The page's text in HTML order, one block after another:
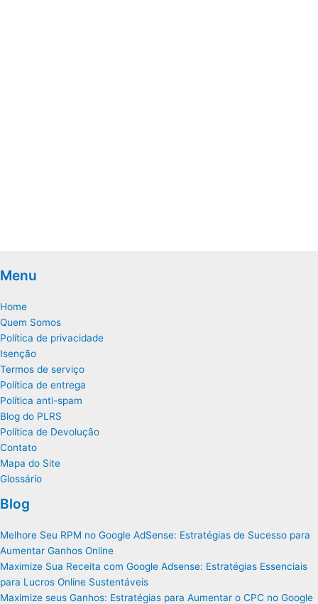
Menu
Home
Quem Somos
Política de privacidade
Isenção
Termos de serviço
Política de entrega
Política anti-spam
Blog do PLRS
Política de Devolução
Contato
Mapa do Site
Glossário
Blog
Melhore Seu RPM no Google AdSense: Estratégias de Sucesso para
Aumentar Ganhos Online
Maximize Sua Receita com Google Adsense: Estratégias Essenciais
para Lucros Online Sustentáveis
Maximize seus Ganhos: Estratégias para Aumentar o CPC no Google